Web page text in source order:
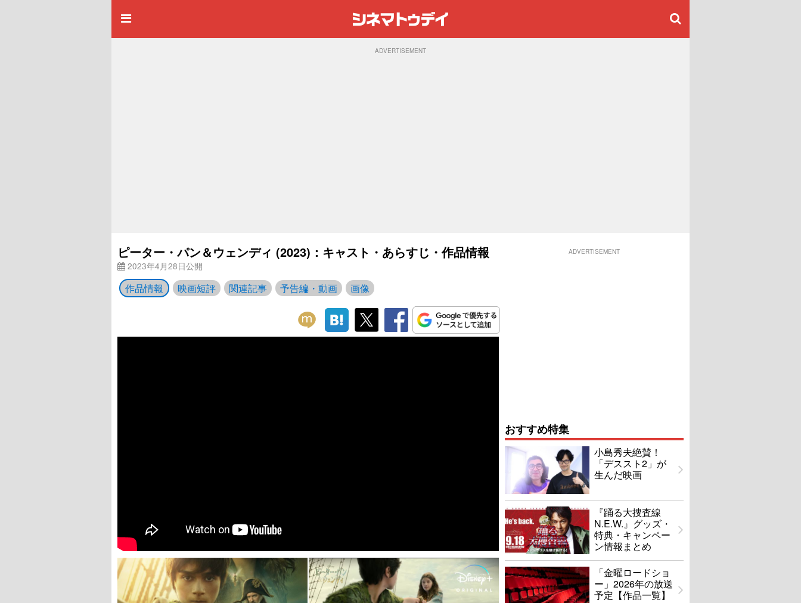
ADVERTISEMENT
ピーター・パン＆ウェンディ (2023)：キャスト・あらすじ・作品情報
2023年4月28日公開
作品情報 映画短評 関連記事 予告編・動画 画像
ADVERTISEMENT
おすすめ特集
小島秀夫絶賛！
「デススト2」が
生んだ映画
『踊る大捜査線
N.E.W.』グッズ・
特典・キャンペー
ン情報まとめ
「金曜ロードショ
ー」2026年の放送
予定【作品一覧】